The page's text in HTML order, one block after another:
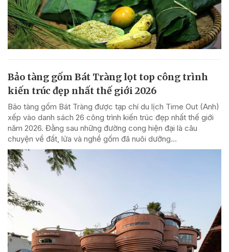
Bảo tàng gốm Bát Tràng lọt top công trình
kiến trúc đẹp nhất thế giới 2026
Bảo tàng gốm Bát Tràng được tạp chí du lịch Time Out (Anh)
xếp vào danh sách 26 công trình kiến trúc đẹp nhất thế giới
năm 2026. Đằng sau những đường cong hiện đại là câu
chuyện về đất, lửa và nghề gốm đã nuôi dưỡng...